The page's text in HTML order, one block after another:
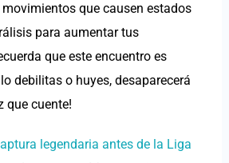
que causen estados
para aumentar tus
que este encuentro es
debilitas o huyes, desaparecerá
que cuente!
legendaria antes de la Liga